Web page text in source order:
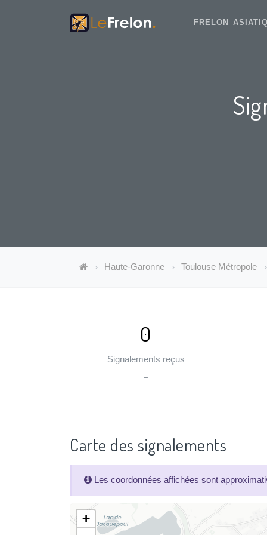
FRELON
Haute-Garonne Toulouse Métropole
0
Signalements reçus
=
Carte des signalements
Les coordonnées affichées sont
+